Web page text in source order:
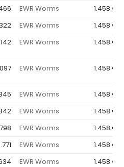
EWR Worms
1.458 €
EWR Worms
1.458 €
EWR Worms 1.458 €
EWR Worms 1.458 €
EWR Worms
1.458 €
EWR Worms
1.458 €
EWR Worms
1.458 €
EWR Worms
1.458 €
EWR Worms
1.458 €